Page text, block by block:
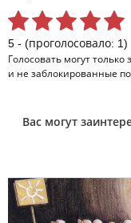
5 - (проголосовало: 1)
Голосовать могут только
и не заблокированные
Вас могут